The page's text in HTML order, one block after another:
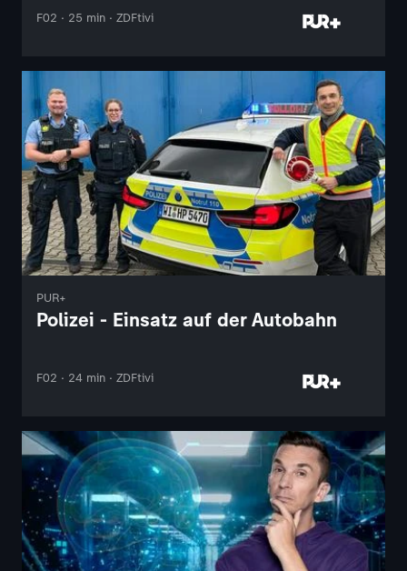
F02 · 25 min · ZDFtivi
PUR+
Polizei - Einsatz auf der Autobahn
F02 · 24 min · ZDFtivi